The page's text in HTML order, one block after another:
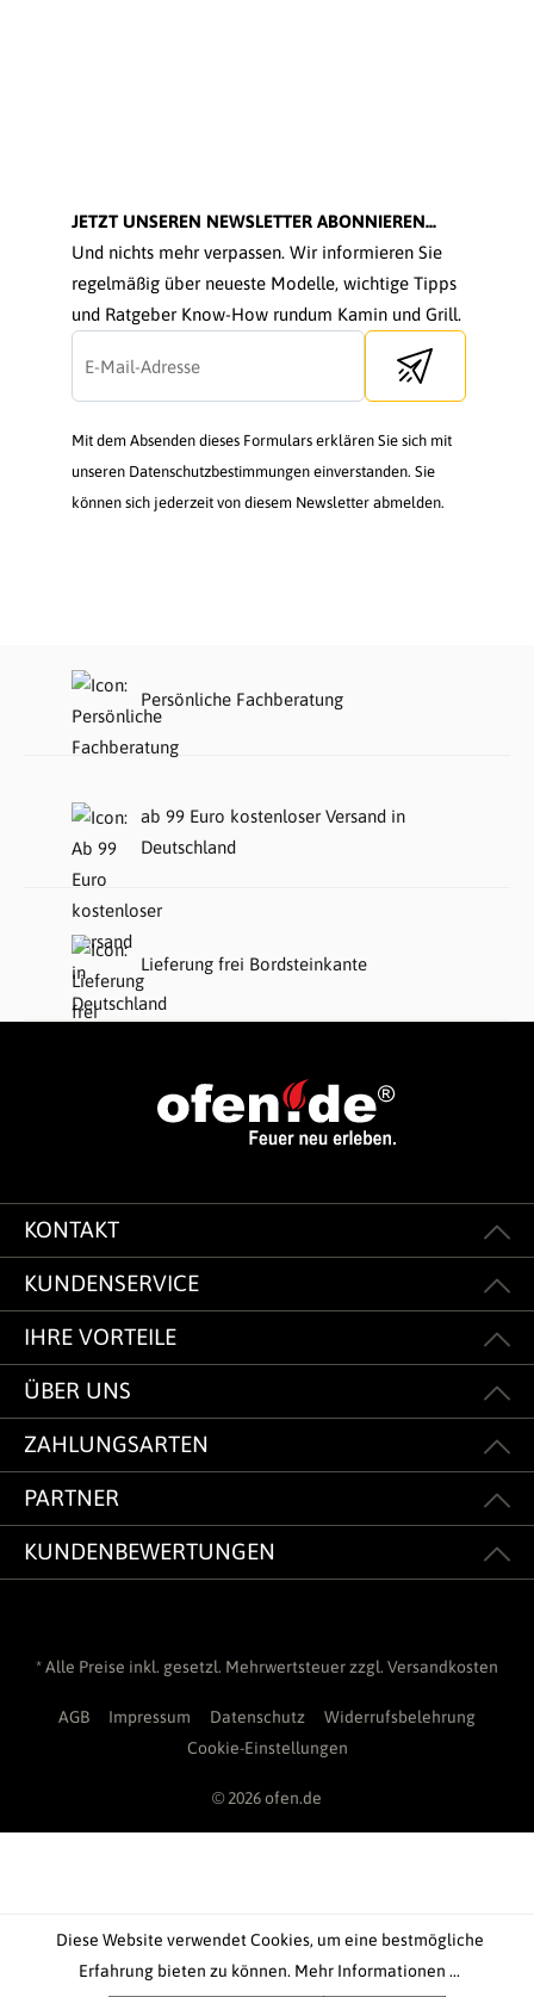
JETZT UNSEREN NEWSLETTER ABONNIEREN...
Und nichts mehr verpassen. Wir informieren Sie
regelmäßig über neueste Modelle, wichtige Tipps
und Ratgeber Know-How rundum Kamin und Grill.
Send newsletter
Mit dem Absenden dieses Formulars erklären Sie sich mit
unseren Datenschutzbestimmungen einverstanden. Sie
können sich jederzeit von diesem Newsletter abmelden.
Persönliche Fachberatung
ab 99 Euro kostenloser Versand in
Deutschland
Lieferung frei Bordsteinkante
KONTAKT
KUNDENSERVICE
IHRE VORTEILE
ÜBER UNS
ZAHLUNGSARTEN
PARTNER
KUNDENBEWERTUNGEN
* Alle Preise inkl. gesetzl. Mehrwertsteuer zzgl. Versandkosten
AGB Impressum Datenschutz
Widerrufsbelehrung
Cookie-Einstellungen
© 2026 ofen.de
Diese Website verwendet Cookies, um eine bestmögliche
Erfahrung bieten zu können. Mehr Informationen ...